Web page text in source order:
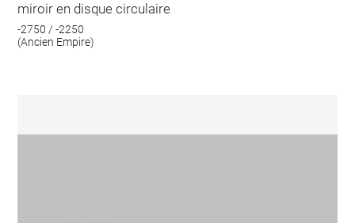
miroir en disque circulaire
-2750 / -2250
(Ancien Empire)